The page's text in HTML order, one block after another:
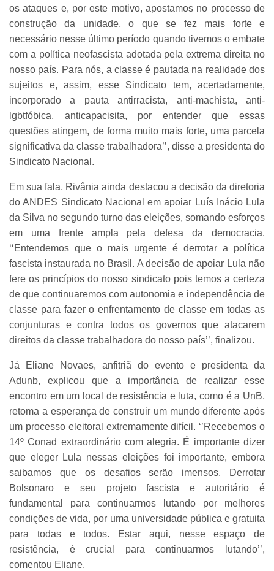
os ataques e, por este motivo, apostamos no processo de
construção da unidade, o que se fez mais forte e
necessário nesse último período quando tivemos o embate
com a política neofascista adotada pela extrema direita no
nosso país. Para nós, a classe é pautada na realidade dos
sujeitos e, assim, esse Sindicato tem, acertadamente,
incorporado a pauta antirracista, anti-machista, anti-
lgbtfóbica, anticapacisita, por entender que essas
questões atingem, de forma muito mais forte, uma parcela
significativa da classe trabalhadora’’, disse a presidenta do
Sindicato Nacional.
Em sua fala, Rivânia ainda destacou a decisão da diretoria
do ANDES Sindicato Nacional em apoiar Luís Inácio Lula
da Silva no segundo turno das eleições, somando esforços
em uma frente ampla pela defesa da democracia.
‘‘Entendemos que o mais urgente é derrotar a política
fascista instaurada no Brasil. A decisão de apoiar Lula não
fere os princípios do nosso sindicato pois temos a certeza
de que continuaremos com autonomia e independência de
classe para fazer o enfrentamento de classe em todas as
conjunturas e contra todos os governos que atacarem
direitos da classe trabalhadora do nosso país’’, finalizou.
Já Eliane Novaes, anfitriã do evento e presidenta da
Adunb, explicou que a importância de realizar esse
encontro em um local de resistência e luta, como é a UnB,
retoma a esperança de construir um mundo diferente após
um processo eleitoral extremamente difícil. ‘’Recebemos o
14º Conad extraordinário com alegria. É importante dizer
que eleger Lula nessas eleições foi importante, embora
saibamos que os desafios serão imensos. Derrotar
Bolsonaro e seu projeto fascista e autoritário é
fundamental para continuarmos lutando por melhores
condições de vida, por uma universidade pública e gratuita
para todas e todos. Estar aqui, nesse espaço de
resistência, é crucial para continuarmos lutando’’,
comentou Eliane.